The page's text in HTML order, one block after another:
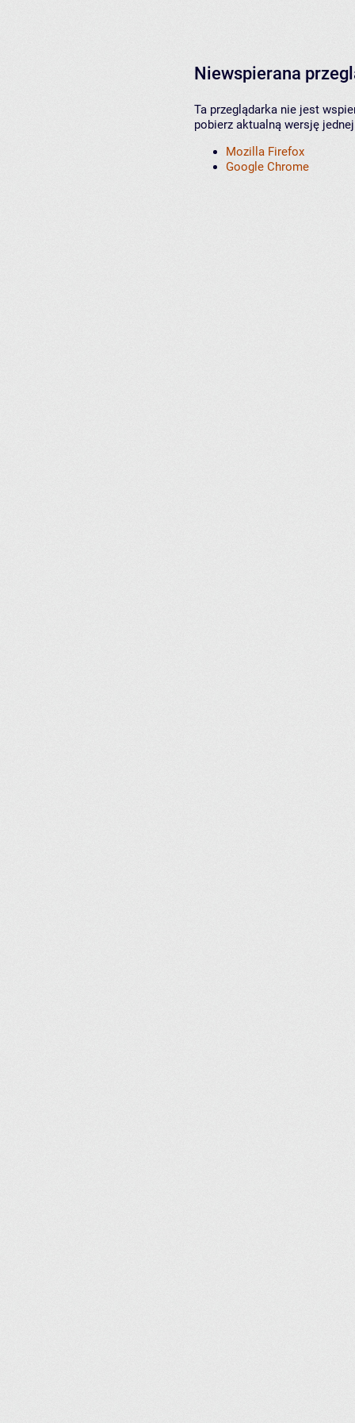
Niewspierana
Ta przeglądarka nie jest
pobierz aktualną wersję
Mozilla Firefox
Google Chrome